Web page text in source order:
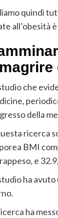
quindi
all’obesità
che
della
ricerca
BMI
e
ha
ha